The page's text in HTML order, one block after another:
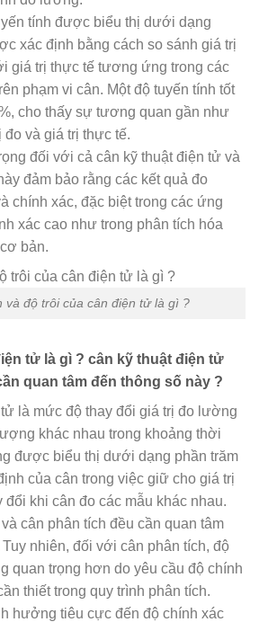
tính được biểu thị dưới dạng
xác định bằng cách so sánh giá trị
giá trị thực tế tương ứng trong các
phạm vi cân. Một độ tuyến tính tốt
cho thấy sự tương quan gần như
và giá trị thực tế.
đối với cả cân kỹ thuật điện tử và
đảm bảo rằng các kết quả đo
chính xác, đặc biệt trong các ứng
xác cao như trong phân tích hóa
bản.
và độ trôi của cân điện tử là gì ?
tử là gì ? cân kỹ thuật điện tử
quan tâm đến thông số này ?
là mức độ thay đổi giá trị đo lường
khác nhau trong khoảng thời
được biểu thị dưới dạng phần trăm
của cân trong việc giữ cho giá trị
khi cân đo các mẫu khác nhau.
cân phân tích đều cần quan tâm
nhiên, đối với cân phân tích, độ
quan trọng hơn do yêu cầu độ chính
thiết trong quy trình phân tích.
hưởng tiêu cực đến độ chính xác